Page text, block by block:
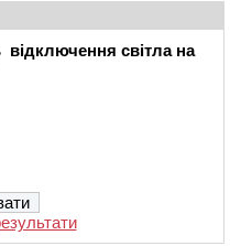
світла на